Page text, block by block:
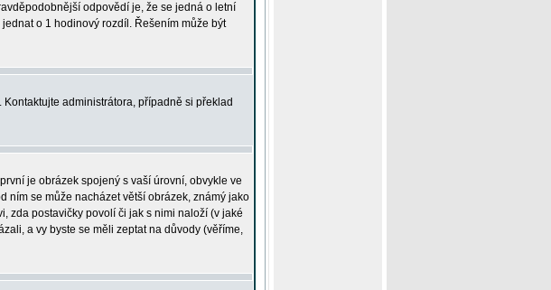
odpovědí je, že se jedná o letní
o 1 hodinový rozdíl. Řešením může být
administrátora, případně si překlad
je obrázek spojený s vaší úrovní, obvykle ve
ním se může nacházet větší obrázek, známý jako
zda postavičky povolí či jak s nimi naloží (v jaké
a vy byste se měli zeptat na důvody (věříme,